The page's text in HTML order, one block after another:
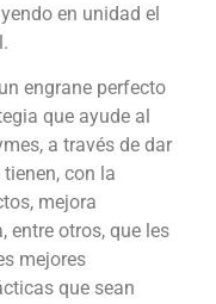
en unidad el
engrane perfecto
que ayude al
a través de dar
con la
mejora
entre otros, que les
mejores
que sean